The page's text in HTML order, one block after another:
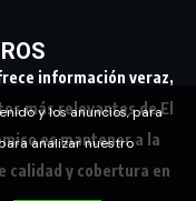
información veraz,
más relevantes de El
es mantener a la
calidad y cobertura en
y los anuncios, para
analizar nuestro